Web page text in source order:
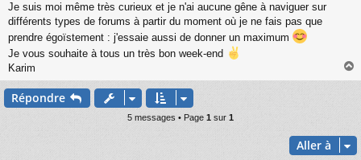
Je suis moi même très curieux et je n'ai aucune gêne à naviguer sur
différents types de forums à partir du moment où je ne fais pas que
prendre égoïstement : j'essaie aussi de donner un maximum
Je vous souhaite à tous un très bon week-end
Karim
a
Répondre
5 messages • Page 1 sur 1
Aller à